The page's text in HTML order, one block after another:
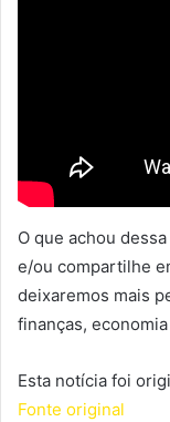
O que achou
e/ou compartilhe
deixaremos mais
finanças,
Esta notícia foi
Fonte original